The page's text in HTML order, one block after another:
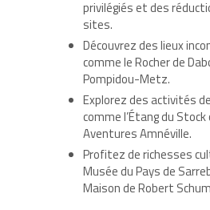
privilégiés et des
sites.
Découvrez des lieux
comme leRocher de
Pompidou-Metz.
Explorez des activités
comme l’Étang du Stock
Aventures Amnéville.
Profitez derichesses
Musée du Pays de
Maison de Robert